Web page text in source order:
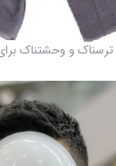
و وحشتناک